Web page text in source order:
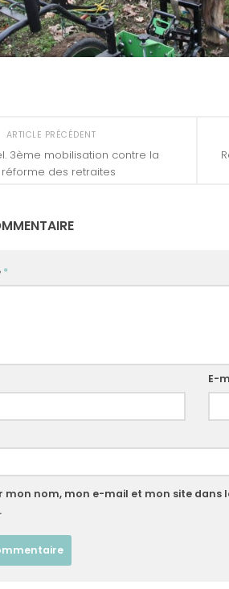
ARTICLE PRÉCÉDENT
3ème mobilisation contre la
réforme des retraites
*
E-
mon nom, mon e-mail et mon site